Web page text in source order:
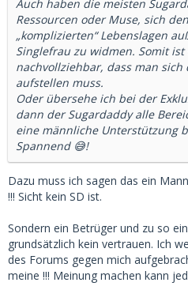
Auch haben die meisten
Ressourcen oder Muse, sich
„komplizierten“ Lebenslagen
Singlefrau zu widmen. Somit
nachvollziehbar, dass man
aufstellen muss.
Oder übersehe ich bei der
dann der Sugardaddy alle
eine männliche Unterstützung
Spannend 😅!
Dazu muss ich sagen das ein
!!! Sicht kein SD ist.
Sondern ein Betrüger und zu so
grundsätzlich kein vertrauen. Ich
des Forums gegen mich
meine !!! Meinung machen kann